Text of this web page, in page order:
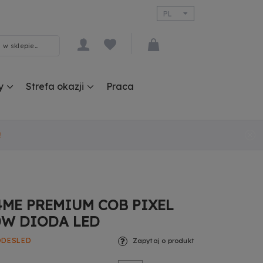
PL
Strefa okazji Praca
PREMIUM COB PIXEL
DIODA LED
Zapytaj o produkt